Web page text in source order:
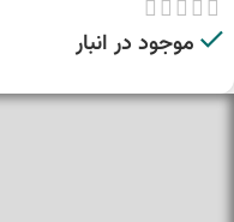
موجود در انبار